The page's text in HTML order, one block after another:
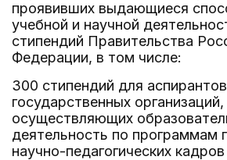
проявивших выдающиеся
учебной и научной
стипендий Правительства
Федерации, в том числе:
300 стипендий для аспирантов
государственных организаций,
осуществляющих
деятельность по программам
научно-педагогических